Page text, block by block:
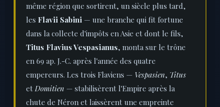
même région que sortirent, un siècle plus tard,
les Flavii Sabini — une branche qui fit fortune
dans la collecte d'impôts en Asie et dont le fils,
Titus Flavius Vespasianus, monta sur le trône
en 69 ap. J.-C. après l'année des quatre
empereurs. Les trois Flaviens — Vespasien, Titus
et Domitien — stabilisèrent l'Empire après la
chute de Néron et laissèrent une empreinte